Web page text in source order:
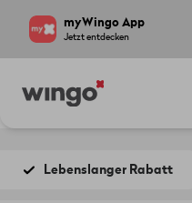
myWingo App
Jetzt entdecken
Main
Lebenslanger Rabatt